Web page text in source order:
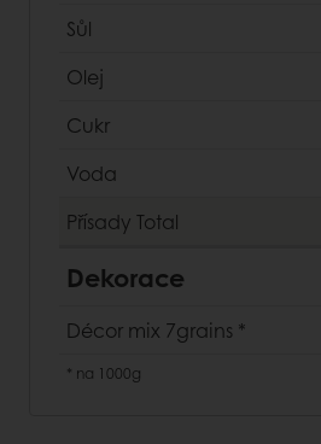
Sůl
Olej
Cukr
Voda
Přísady Total
Dekorace
Décor mix 7grains *
* na 1000g